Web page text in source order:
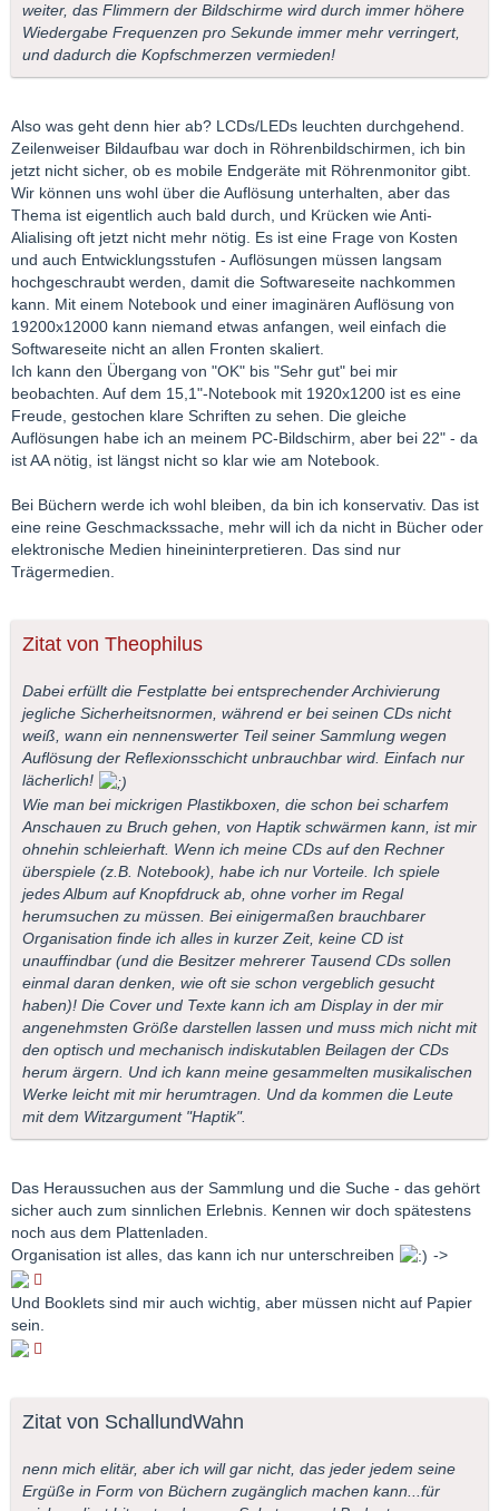
weiter, das Flimmern der Bildschirme wird durch immer höhere
Wiedergabe Frequenzen pro Sekunde immer mehr verringert,
und dadurch die Kopfschmerzen vermieden!
Also was geht denn hier ab? LCDs/LEDs leuchten durchgehend.
Zeilenweiser Bildaufbau war doch in Röhrenbildschirmen, ich bin
jetzt nicht sicher, ob es mobile Endgeräte mit Röhrenmonitor gibt.
Wir können uns wohl über die Auflösung unterhalten, aber das
Thema ist eigentlich auch bald durch, und Krücken wie Anti-
Alialising oft jetzt nicht mehr nötig. Es ist eine Frage von Kosten
und auch Entwicklungsstufen - Auflösungen müssen langsam
hochgeschraubt werden, damit die Softwareseite nachkommen
kann. Mit einem Notebook und einer imaginären Auflösung von
19200x12000 kann niemand etwas anfangen, weil einfach die
Softwareseite nicht an allen Fronten skaliert.
Ich kann den Übergang von "OK" bis "Sehr gut" bei mir
beobachten. Auf dem 15,1"-Notebook mit 1920x1200 ist es eine
Freude, gestochen klare Schriften zu sehen. Die gleiche
Auflösungen habe ich an meinem PC-Bildschirm, aber bei 22" - da
ist AA nötig, ist längst nicht so klar wie am Notebook.
Bei Büchern werde ich wohl bleiben, da bin ich konservativ. Das ist
eine reine Geschmackssache, mehr will ich da nicht in Bücher oder
elektronische Medien hineininterpretieren. Das sind nur
Trägermedien.
Zitat von Theophilus
Dabei erfüllt die Festplatte bei entsprechender Archivierung
jegliche Sicherheitsnormen, während er bei seinen CDs nicht
weiß, wann ein nennenswerter Teil seiner Sammlung wegen
Auflösung der Reflexionsschicht unbrauchbar wird. Einfach nur
lächerlich!
Wie man bei mickrigen Plastikboxen, die schon bei scharfem
Anschauen zu Bruch gehen, von Haptik schwärmen kann, ist mir
ohnehin schleierhaft. Wenn ich meine CDs auf den Rechner
überspiele (z.B. Notebook), habe ich nur Vorteile. Ich spiele
jedes Album auf Knopfdruck ab, ohne vorher im Regal
herumsuchen zu müssen. Bei einigermaßen brauchbarer
Organisation finde ich alles in kurzer Zeit, keine CD ist
unauffindbar (und die Besitzer mehrerer Tausend CDs sollen
einmal daran denken, wie oft sie schon vergeblich gesucht
haben)! Die Cover und Texte kann ich am Display in der mir
angenehmsten Größe darstellen lassen und muss mich nicht mit
den optisch und mechanisch indiskutablen Beilagen der CDs
herum ärgern. Und ich kann meine gesammelten musikalischen
Werke leicht mit mir herumtragen. Und da kommen die Leute
mit dem Witzargument "Haptik".
Das Heraussuchen aus der Sammlung und die Suche - das gehört
sicher auch zum sinnlichen Erlebnis. Kennen wir doch spätestens
noch aus dem Plattenladen.
Organisation ist alles, das kann ich nur unterschreiben
->
Und Booklets sind mir auch wichtig, aber müssen nicht auf Papier
sein.
Zitat von SchallundWahn
nenn mich elitär, aber ich will gar nicht, das jeder jedem seine
Ergüße in Form von Büchern zugänglich machen kann...für